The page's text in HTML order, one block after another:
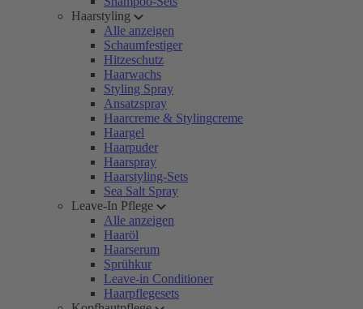
Haarstyling
Alle anzeigen
Schaumfestiger
Hitzeschutz
Haarwachs
Styling Spray
Ansatzspray
Haarcreme & Stylingcreme
Haargel
Haarpuder
Haarspray
Haarstyling-Sets
Sea Salt Spray
Leave-In Pflege
Alle anzeigen
Haaröl
Haarserum
Sprühkur
Leave-in Conditioner
Haarpflegesets